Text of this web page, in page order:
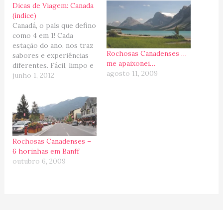
Dicas de Viagem: Canada
(índice)
Canadá, o país que defino
como 4 em 1! Cada
estação do ano, nos traz
sabores e experiências
diferentes. Fácil, limpo e
acolhedor, um EUA
não querer esticar a
estadia! E por isso,
resolvi criar esse post
"Dicas de Viagem:
Canadá" para ajudar na
procura de…
junho 1, 2012
Rochosas Canadenses …
me apaixonei…
agosto 11, 2009
Rochosas Canadenses –
6 horinhas em Banff
outubro 6, 2009